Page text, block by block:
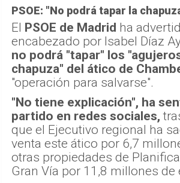
PSOE: "No podrá tapar la
El PSOE de Madrid ha
encabezado por Isabel Díaz
no podrá "tapar" los
chapuza" del ático de
"operación para salvarse".
"No tiene explicación", ha
partido en redes sociales,
que el Ejecutivo regional ha
venta este ático por 6,7
otras propiedades de
Gran Vía por 11,8 millones de